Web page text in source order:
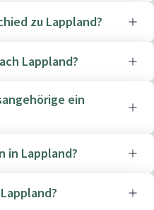
zu Lappland?
Lappland?
ein
in Lappland?